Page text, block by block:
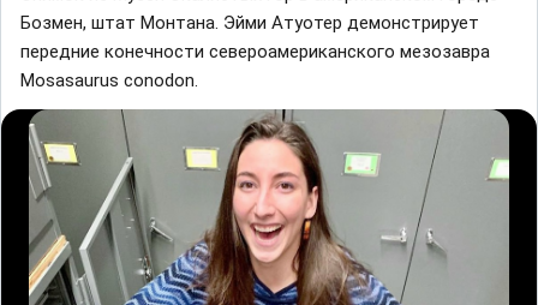
Бозмен, штат Монтана. Эйми Атуотер демонстрирует
передние конечности североамериканского мезозавра
Mosasaurus conodon.